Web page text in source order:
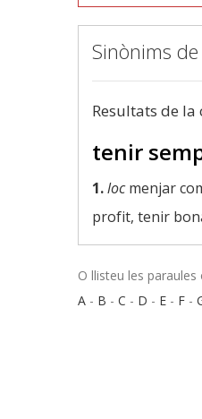
Sinònims
Resultats de la
tenir
1.locmenjar
profit, tenir
O llisteu les
A - B - C - D - E - F -